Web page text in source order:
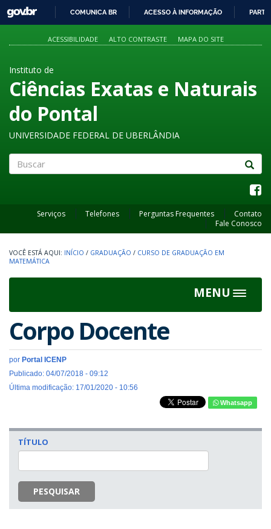
PARA
O
GOVBR
COMUNICA BR ACESSO À INFORMAÇÃO
ACESSIBILIDADE ALTO CONTRASTE MAPA DO SITE
Instituto de
Ciências Exatas e Naturais
do Pontal
UNIVERSIDADE FEDERAL DE UBERLÂNDIA
Serviços Telefones Perguntas Frequentes
Contato
Fale Conosco
INÍCIO / GRADUAÇÃO / CURSO DE GRADUAÇÃO EM
MATEMÁTICA
MENU
Toggle
Corpo Docente
por Portal ICENP
Publicado: 04/07/2018 - 09:12
Última modificação: 17/01/2020 - 10:56
Whatsapp
TÍTULO
PESQUISAR